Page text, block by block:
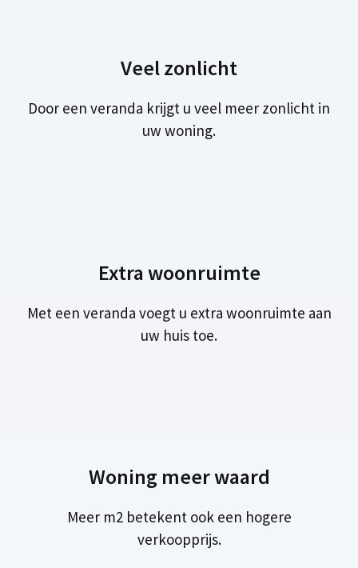
Veel zonlicht
Door een veranda krijgt u veel meer zonlicht in
uw woning.
Extra woonruimte
Met een veranda voegt u extra woonruimte aan
uw huis toe.
Woning meer waard
Meer m2 betekent ook een hogere
verkoopprijs.